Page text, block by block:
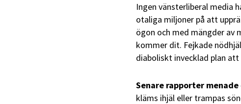
Ingen vänsterliberal media
otaliga miljoner på att
ögon och med mängder av
kommer dit. Fejkade
diaboliskt invecklad plan
Senare rapporter menade
kläms ihjäl eller trampas